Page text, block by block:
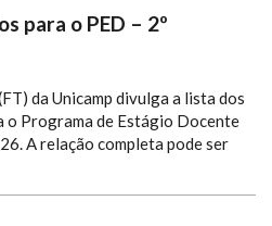
para o PED – 2º
da Unicamp divulga a lista dos
o Programa de Estágio Docente
A relação completa pode ser